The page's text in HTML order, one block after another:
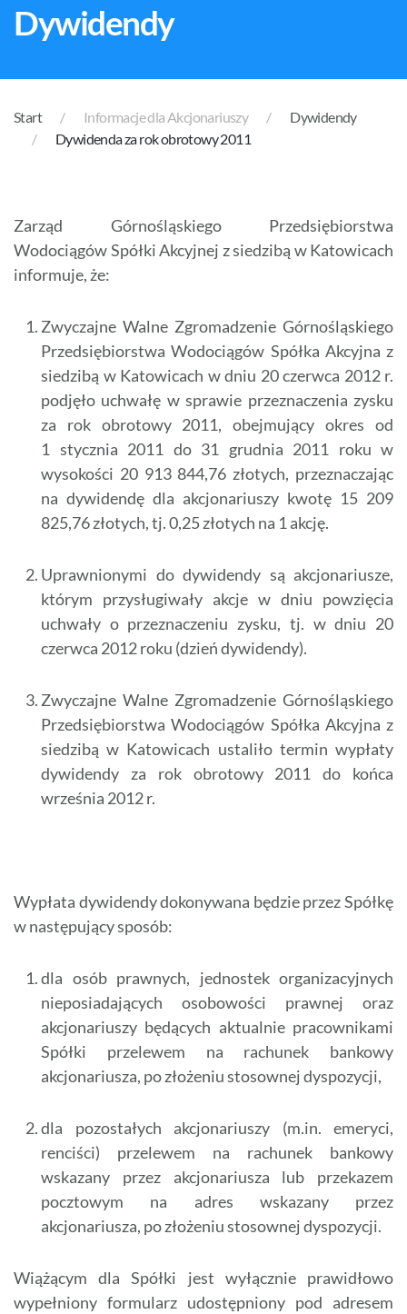
Dywidendy
Start Informacje dla Akcjonariuszy
Dywidendy
Dywidenda za rok obrotowy 2011
Zarząd Górnośląskiego Przedsiębiorstwa
Wodociągów Spółki Akcyjnej z siedzibą w Katowicach
informuje, że:
Zwyczajne Walne Zgromadzenie Górnośląskiego
Przedsiębiorstwa Wodociągów Spółka Akcyjna z
siedzibą w Katowicach w dniu 20 czerwca 2012 r.
podjęło uchwałę w sprawie przeznaczenia zysku
za rok obrotowy 2011, obejmujący okres od
1 stycznia 2011 do 31 grudnia 2011 roku w
wysokości 20 913 844,76 złotych, przeznaczając
na dywidendę dla akcjonariuszy kwotę 15 209
825,76 złotych, tj. 0,25 złotych na 1 akcję.
Uprawnionymi do dywidendy są akcjonariusze,
którym przysługiwały akcje w dniu powzięcia
uchwały o przeznaczeniu zysku, tj. w dniu 20
czerwca 2012 roku (dzień dywidendy).
Zwyczajne Walne Zgromadzenie Górnośląskiego
Przedsiębiorstwa Wodociągów Spółka Akcyjna z
sie­dzibą w Katowicach ustaliło termin wypłaty
dywidendy za rok obrotowy 2011 do końca
września 2012 r.
Wypłata dywidendy dokonywana będzie przez Spółkę
w następujący sposób:
dla osób prawnych, jednostek organizacyjnych
nieposiadających osobowości prawnej oraz
akcjonariuszy będących aktualnie pracownikami
Spółki przelewem na rachunek bankowy
akcjonariusza, po złożeniu stosownej dyspozycji,
dla pozostałych akcjonariuszy (m.in. emeryci,
renciści) przelewem na rachunek bankowy
wskazany przez akcjonariusza lub przekazem
pocztowym na adres wskazany przez
akcjonariusza, po złożeniu stosownej dyspozycji.
Wiążącym dla Spółki jest wyłącznie prawidłowo
wypełniony formularz udostępniony pod adresem